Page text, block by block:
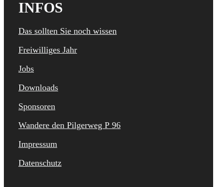
INFOS
Das sollten Sie noch wissen
Freiwilliges Jahr
Jobs
Downloads
Sponsoren
Wandere den Pilgerweg P 96
Impressum
Datenschutz